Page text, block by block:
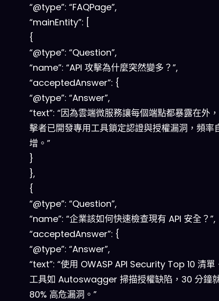
“@type”: “FAQPage”,
“mainEntity”: [
{
“@type”: “Question”,
“name”: “API 攻擊為什麼突然變多？”,
“acceptedAnswer”: {
“@type”: “Answer”,
“text”: “因為雲端微服務讓每個端點都暴露在外
擊者已開發專用工具鎖定認證與授權漏洞，頻率
增。”
}
},
{
“@type”: “Question”,
“name”: “企業該如何快速檢查現有 API 安全？”,
“acceptedAnswer”: {
“@type”: “Answer”,
“text”: “使用 OWASP API Security Top 10 清單
工具如 Autoswagger 掃描授權缺陷，30 分鐘
80% 高危漏洞。”